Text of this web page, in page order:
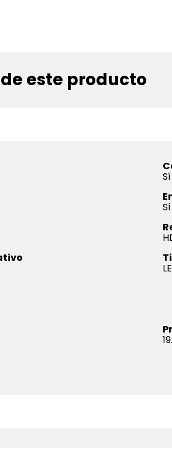
este producto
Sí
Sí